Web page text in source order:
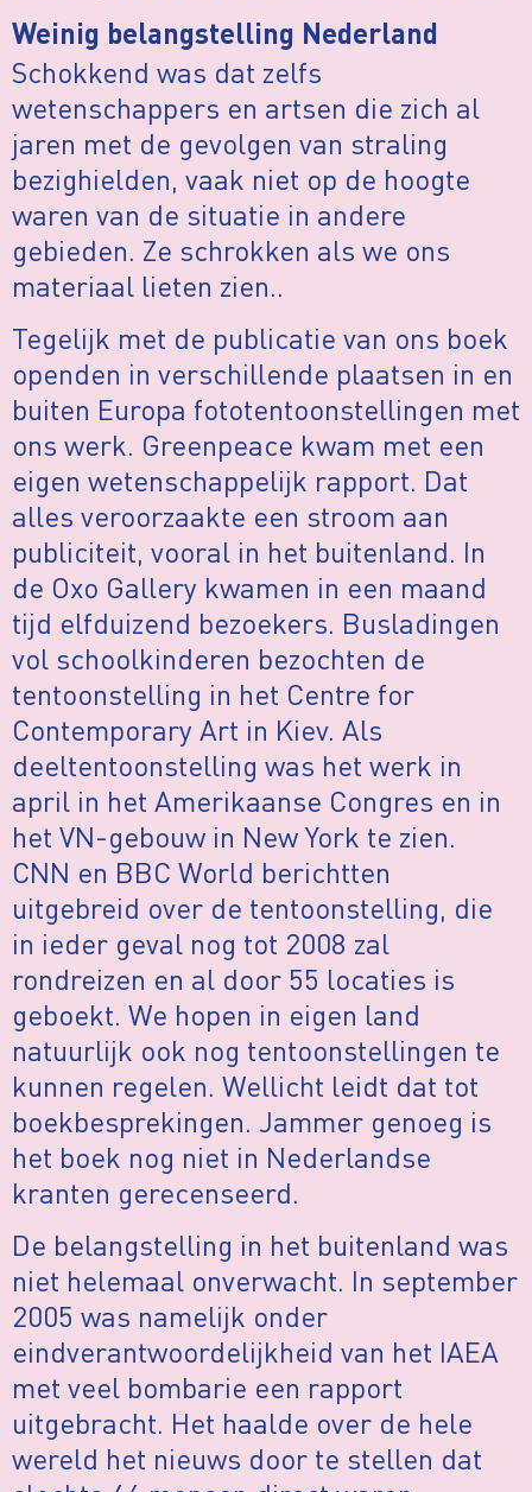
Weinig belangstelling Nederland
Schokkend was dat zelfs
wetenschappers en artsen die zich al
jaren met de gevolgen van straling
bezighielden, vaak niet op de hoogte
waren van de situatie in andere
gebieden. Ze schrokken als we ons
materiaal lieten zien..
Tegelijk met de publicatie van ons boek
openden in verschillende plaatsen in en
buiten Europa fototentoonstellingen met
ons werk. Greenpeace kwam met een
eigen wetenschappelijk rapport. Dat
alles veroorzaakte een stroom aan
publiciteit, vooral in het buitenland. In
de Oxo Gallery kwamen in een maand
tijd elfduizend bezoekers. Busladingen
vol schoolkinderen bezochten de
tentoonstelling in het Centre for
Contemporary Art in Kiev. Als
deeltentoonstelling was het werk in
april in het Amerikaanse Congres en in
het VN-gebouw in New York te zien.
CNN en BBC World berichtten
uitgebreid over de tentoonstelling, die
in ieder geval nog tot 2008 zal
rondreizen en al door 55 locaties is
geboekt. We hopen in eigen land
natuurlijk ook nog tentoonstellingen te
kunnen regelen. Wellicht leidt dat tot
boekbesprekingen. Jammer genoeg is
het boek nog niet in Nederlandse
kranten gerecenseerd.
De belangstelling in het buitenland was
niet helemaal onverwacht. In september
2005 was namelijk onder
eindverantwoordelijkheid van het IAEA
met veel bombarie een rapport
uitgebracht. Het haalde over de hele
wereld het nieuws door te stellen dat